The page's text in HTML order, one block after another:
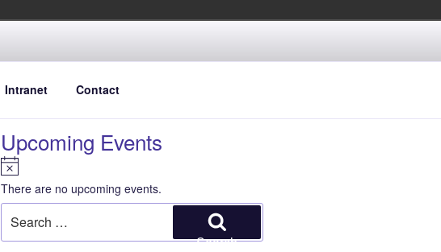
Intranet Contact
Upcoming Events
N
t
i
There are no upcoming events.
for:
Search